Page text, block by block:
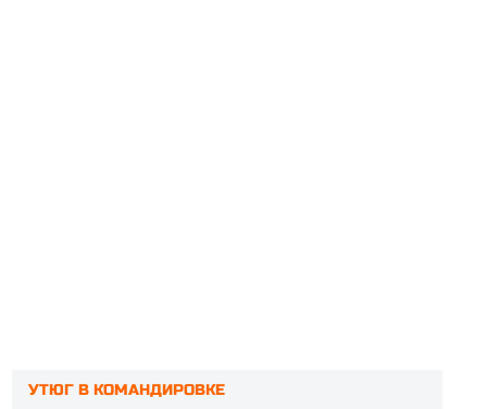
УТЮГ В КОМАНДИРОВКЕ